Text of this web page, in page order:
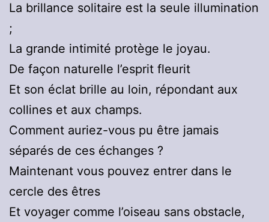
La brillance solitaire est la seule illumination
;
La grande intimité protège le joyau.
De façon naturelle l’esprit fleurit
Et son éclat brille au loin, répondant aux
collines et aux champs.
Comment auriez-vous pu être jamais
séparés de ces échanges ?
Maintenant vous pouvez entrer dans le
cercle des êtres
Et voyager comme l’oiseau sans obstacle,